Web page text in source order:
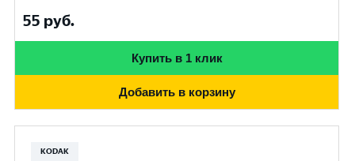
55 руб.
Купить в 1 клик
Добавить в корзину
KODAK